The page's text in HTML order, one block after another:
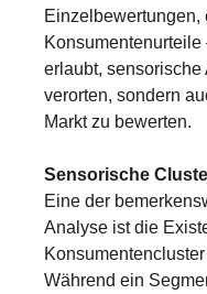
Einzelbewertungen,
erlaubt, sensorische
verorten, sondern
Markt zu bewerten.
Sensorische
Eine der
Analyse ist die
Während ein